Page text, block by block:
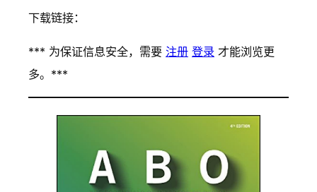
下载链接：
*** 为保证信息安全，需要 注册 登录 才能浏览更
多。***